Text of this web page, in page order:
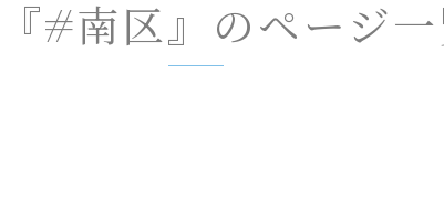
#南区』のページ